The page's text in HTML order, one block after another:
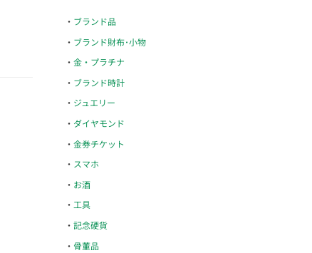
ブランド品
ブランド財布･小物
金・プラチナ
ブランド時計
ジュエリー
ダイヤモンド
金券チケット
スマホ
お酒
工具
記念硬貨
骨董品